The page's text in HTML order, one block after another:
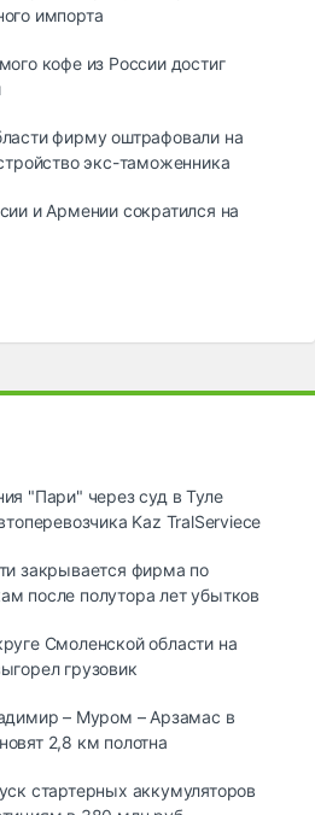
импорта
кофе из России достиг
фирму оштрафовали на
экс-таможенника
и Армении сократился на
"Пари" через суд в Туле
Kaz TralServiece
закрывается фирма по
после полутора лет убытков
Смоленской области на
грузовик
– Муром – Арзамас в
2,8 км полотна
стартерных аккумуляторов